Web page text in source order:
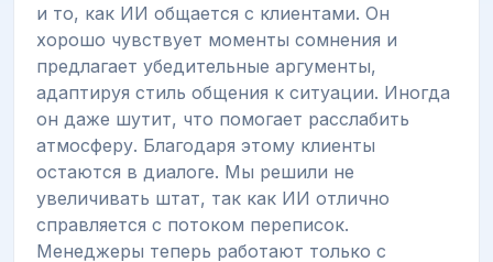
и то, как ИИ общается с клиентами. Он
хорошо чувствует моменты сомнения и
предлагает убедительные аргументы,
адаптируя стиль общения к ситуации. Иногда
он даже шутит, что помогает расслабить
атмосферу. Благодаря этому клиенты
остаются в диалоге. Мы решили не
увеличивать штат, так как ИИ отлично
справляется с потоком переписок.
Менеджеры теперь работают только с